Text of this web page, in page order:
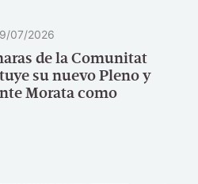
07/2026
de la Comunitat
su nuevo Pleno y
Morata como